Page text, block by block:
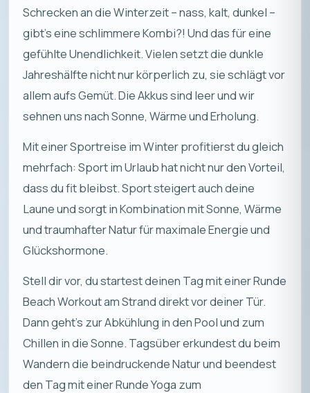
Schrecken an die Winterzeit – nass, kalt, dunkel –
gibt’s eine schlimmere Kombi?! Und das für eine
gefühlte Unendlichkeit. Vielen setzt die dunkle
Jahreshälfte nicht nur körperlich zu, sie schlägt vor
allem aufs Gemüt. Die Akkus sind leer und wir
sehnen uns nach Sonne, Wärme und Erholung.
Mit einer Sportreise im Winter profitierst du gleich
mehrfach: Sport im Urlaub hat nicht nur den Vorteil,
dass du fit bleibst. Sport steigert auch deine
Laune und sorgt in Kombination mit Sonne, Wärme
und traumhafter Natur für maximale Energie und
Glückshormone.
Stell dir vor, du startest deinen Tag mit einer Runde
Beach Workout am Strand direkt vor deiner Tür.
Dann geht’s zur Abkühlung in den Pool und zum
Chillen in die Sonne. Tagsüber erkundest du beim
Wandern die beindruckende Natur und beendest
den Tag mit einer Runde Yoga zum